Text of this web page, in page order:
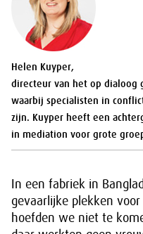
Helen Kuyper,
directeur van het op dialoog
waarbij specialisten in
zijn. Kuyper heeft een
in mediation voor grote
In een fabriek in
gevaarlijke plekken
hoefden we niet te